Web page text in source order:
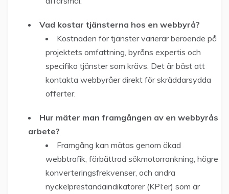
Vad kostar tjänsterna hos en webbyrå?
Kostnaden för tjänster varierar beroende på
projektets omfattning, byråns expertis och
specifika tjänster som krävs. Det är bäst att
kontakta webbyråer direkt för skräddarsydda
offerter.
Hur mäter man framgången av en webbyrås
arbete?
Framgång kan mätas genom ökad
webbtrafik, förbättrad sökmotorrankning, högre
konverteringsfrekvenser, och andra
nyckelprestandaindikatorer (KPI:er) som är